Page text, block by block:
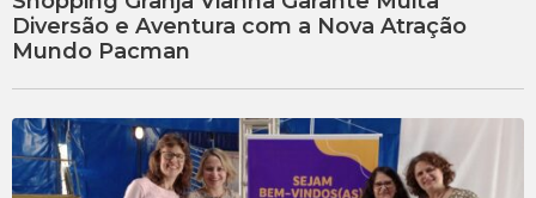
Diversão e Aventura com a Nova Atração
Mundo Pacman